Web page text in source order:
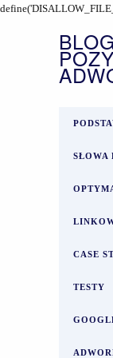
SŁOWA
CASE
TESTY